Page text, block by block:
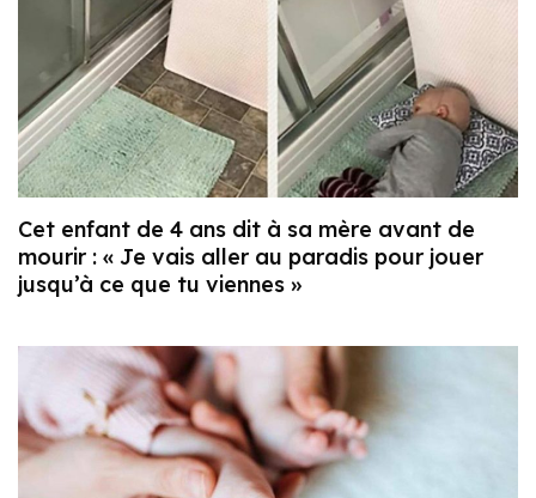
Cet enfant de 4 ans dit à sa mère avant de
mourir : « Je vais aller au paradis pour jouer
jusqu’à ce que tu viennes »